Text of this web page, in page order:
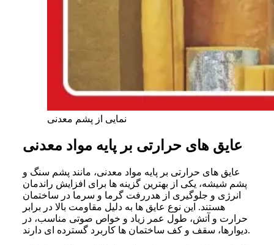
نمایی از پشم معدنی
عایق های حرارتی بر پایه مواد معدنی
عایق‌ های حرارتی بر پایه مواد معدنی، مانند پشم سنگ و
پشم شیشه، یکی از بهترین گزینه‌ ها برای افزایش راندمان
انرژی و جلوگیری از هدررفت گرما و سرما در ساختمان
هستند. این نوع عایق‌ ها به دلیل مقاومت بالا در برابر
حرارت و آتش، طول عمر زیاد و خواص صوتی مناسب، در
دیوارها، سقف و کف ساختمان‌ ها کاربرد گسترده‌ ای دارند.